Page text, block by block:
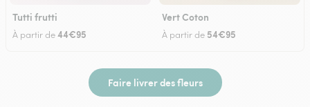
Tutti frutti
À partir de44€95
Vert Coton
À partir de 54€95
Faire livrer des fleurs